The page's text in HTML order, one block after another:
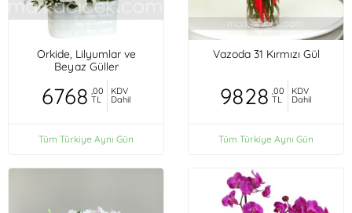
Orkide, Lilyumlar ve
Beyaz Güller
6768 ,00
TL
KDV
Dahil
Tüm Türkiye Aynı Gün
Vazoda 31 Kırmızı Gül
9828 ,00
TL
KDV
Dahil
Tüm Türkiye Aynı Gün